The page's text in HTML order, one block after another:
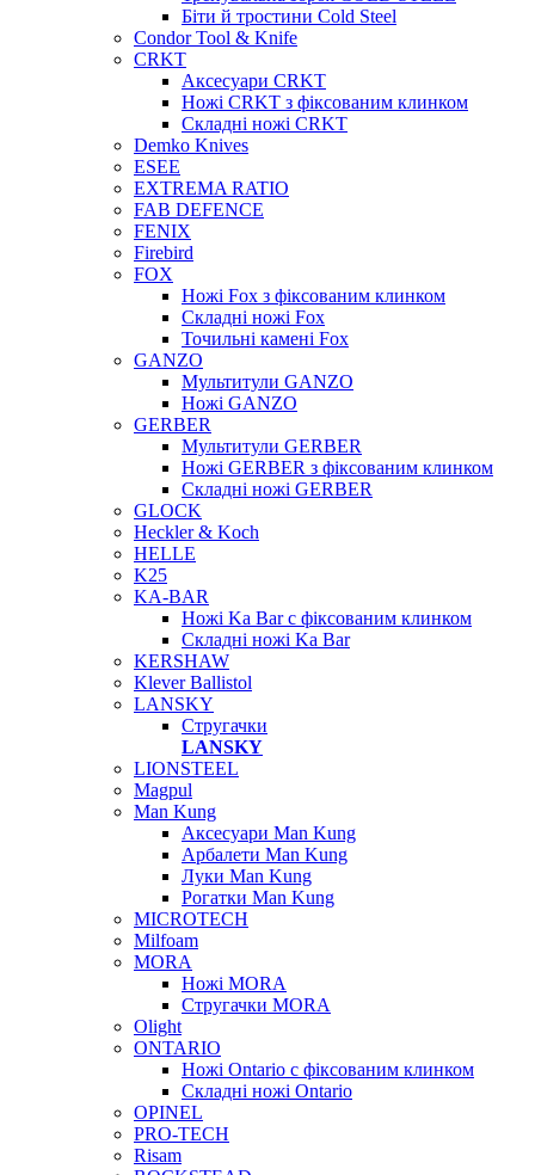
Біти й тростини Cold Steel
Condor Tool & Knife
CRKT
Аксесуари CRKT
Ножі CRKT з фіксованим клинком
Складні ножі CRKT
Demko Knives
ESEE
EXTREMA RATIO
FAB DEFENCE
FENIX
Firebird
FOX
Ножі Fox з фіксованим клинком
Складні ножі Fox
Точильні камені Fox
GANZO
Мультитули GANZO
Ножі GANZO
GERBER
Мультитули GERBER
Ножі GERBER з фіксованим клинком
Складні ножі GERBER
GLOCK
Heckler & Koch
HELLE
K25
KA-BAR
Ножі Ka Bar c фіксованим клинком
Складні ножі Ka Bar
KERSHAW
Klever Ballistol
LANSKY
Стругачки
LANSKY
LIONSTEEL
Magpul
Man Kung
Аксесуари Man Kung
Арбалети Man Kung
Луки Man Kung
Рогатки Man Kung
MICROTECH
Milfoam
MORA
Ножі MORA
Стругачки MORA
Olight
ONTARIO
Ножі Ontario c фіксованим клинком
Складні ножі Ontario
OPINEL
PRO-TECH
Risam